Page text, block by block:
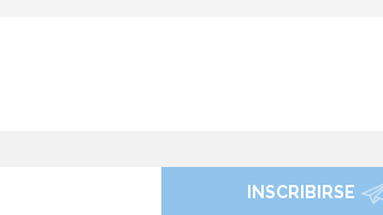
INSCRIBIRSE